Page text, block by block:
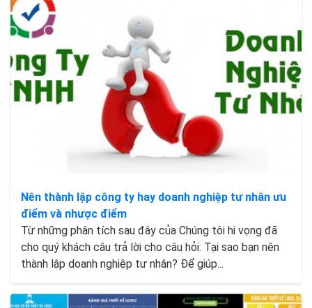
Nên thành lập công ty hay doanh nghiệp tư nhân ưu
điểm và nhược điểm
Từ những phân tích sau đây của Chúng tôi hi vọng đã
cho quý khách câu trả lời cho câu hỏi: Tại sao bạn nên
thành lập doanh nghiệp tư nhân? Để giúp...